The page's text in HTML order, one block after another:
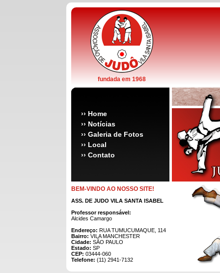
fundada em 1968
›› Home
›› Notícias
›› Galeria de Fotos
›› Local
›› Contato
BEM-VINDO AO NOSSO SITE!
ASS. DE JUDO VILA SANTA ISABEL
Professor responsável:
Alcides Camargo
Endereço: RUA TUMUCUMAQUE, 114
Bairro: VILA MANCHESTER
Cidade: SÃO PAULO
Estado: SP
CEP: 03444-060
Telefone: (11) 2941-7132